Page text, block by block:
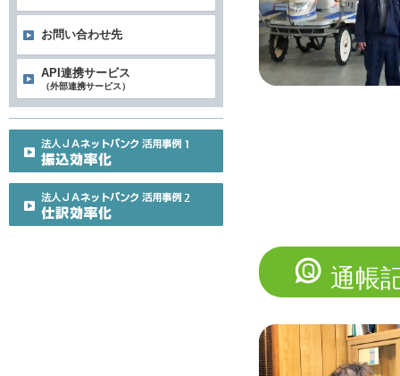
通帳
お問い合わせ先
API連携サービス
（外部連携サービス）